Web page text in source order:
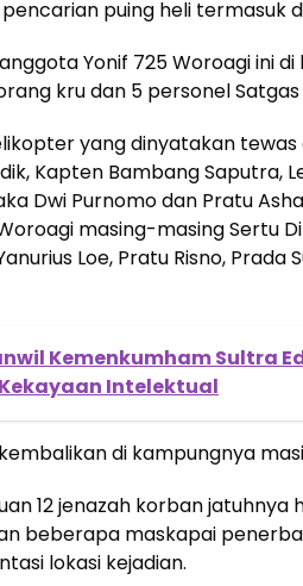
puing heli termasuk
Yonif 725 Woroagi ini
kru dan 5 personel
yang dinyatakan
Kapten Bambang Saputra,
Dwi Purnomo dan Pratu
masing-masing Sertu
Loe, Pratu Risno,
Kemenkumham Sultra
Intelektual
di kampungnya
12 jenazah korban
beberapa maskapai
lokasi kejadian.